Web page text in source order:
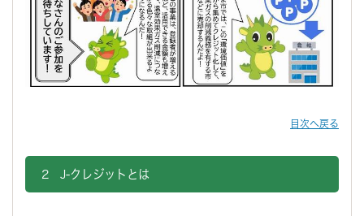
目次へ戻る
2 J-クレジットとは